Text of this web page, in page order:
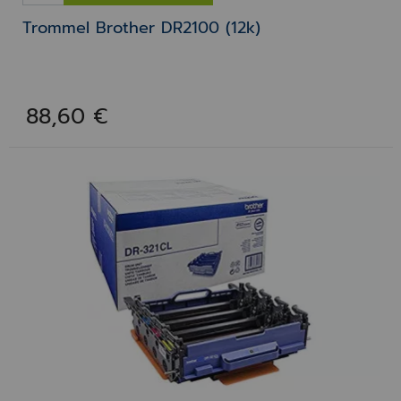
Trommel Brother DR2100 (12k)
88,60 €